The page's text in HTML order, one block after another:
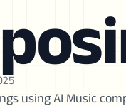
using AI Music